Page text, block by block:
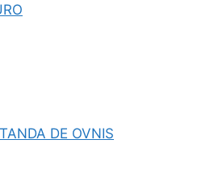
DE OVNIS